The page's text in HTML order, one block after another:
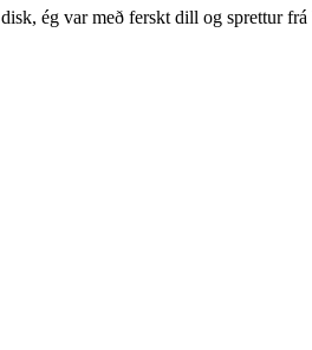
ég var með ferskt dill og sprettur frá